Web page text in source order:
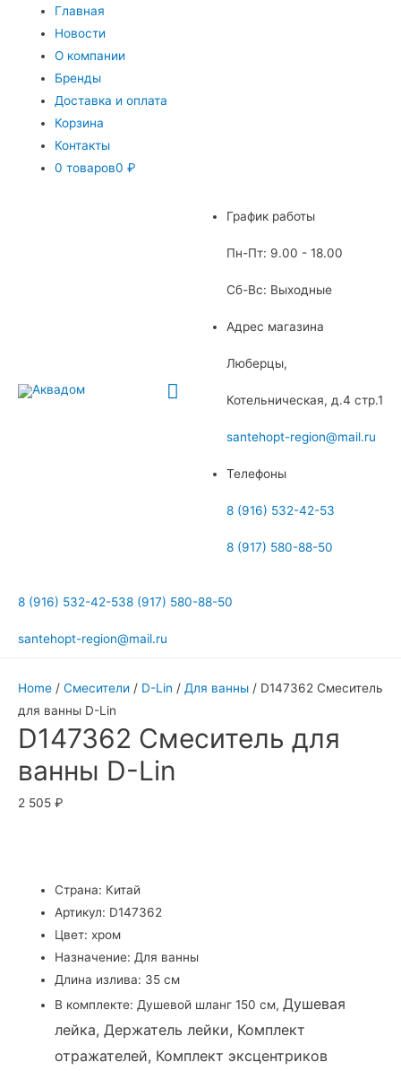
Главная
Новости
О компании
Бренды
Доставка и оплата
Корзина
Контакты
0 товаров0 ₽
Главное
График работы
Пн-Пт: 9.00 - 18.00
Сб-Вс: Выходные
Адрес магазина
Люберцы,
Котельническая, д.4 стр.1
santehopt-region@mail.ru
Телефоны
8 (916) 532-42-53
8 (917) 580-88-50
8 (916) 532-42-538 (917) 580-88-50
santehopt-region@mail.ru
Home / Смесители / D-Lin / Для ванны / D147362 Смеситель
для ванны D-Lin
D147362 Смеситель для
ванны D-Lin
2 505 ₽
Страна: Китай
Артикул: D147362
Цвет: хром
Назначение: Для ванны
Длина излива: 35 см
В комплекте: Душевой шланг 150 см,Душевая
лейка, Держатель лейки, Комплект
отражателей, Комплект эксцентриков